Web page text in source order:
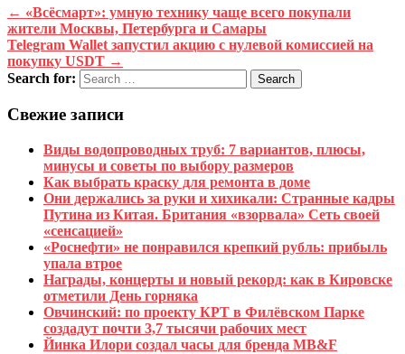
← «Всёсмарт»: умную технику чаще всего покупали
жители Москвы, Петербурга и Самары
Telegram Wallet запустил акцию с нулевой комиссией на
покупку USDT →
Search for:
Свежие записи
Виды водопроводных труб: 7 вариантов, плюсы,
минусы и советы по выбору размеров
Как выбрать краску для ремонта в доме
Они держались за руки и хихикали: Странные кадры
Путина из Китая. Британия «взорвала» Сеть своей
«сенсацией»
«Роснефти» не понравился крепкий рубль: прибыль
упала втрое
Награды, концерты и новый рекорд: как в Кировске
отметили День горняка
Овчинский: по проекту КРТ в Филёвском Парке
создадут почти 3,7 тысячи рабочих мест
Йинка Илори создал часы для бренда MB&F